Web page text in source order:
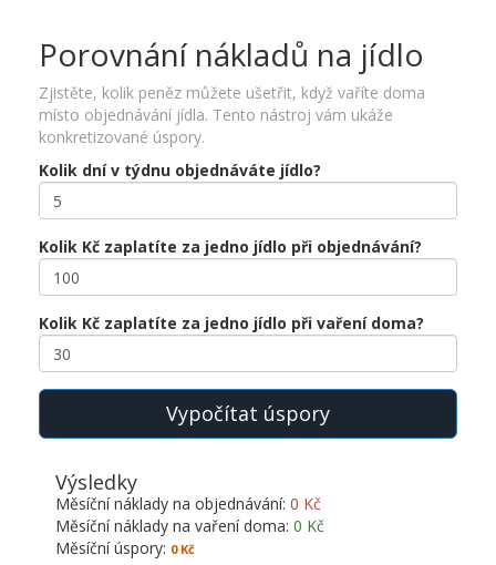
Porovnání nákladů na jídlo
Zjistěte, kolik peněz můžete ušetřit, když vaříte doma
místo objednávání jídla. Tento nástroj vám ukáže
konkretizované úspory.
Kolik dní v týdnu objednáváte jídlo?
Kolik Kč zaplatíte za jedno jídlo při objednávání?
Kolik Kč zaplatíte za jedno jídlo při vaření doma?
Vypočítat úspory
Výsledky
Měsíční náklady na objednávání: 0 Kč
Měsíční náklady na vaření doma: 0 Kč
Měsíční úspory: 0 Kč